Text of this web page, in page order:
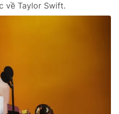
về Taylor Swift.